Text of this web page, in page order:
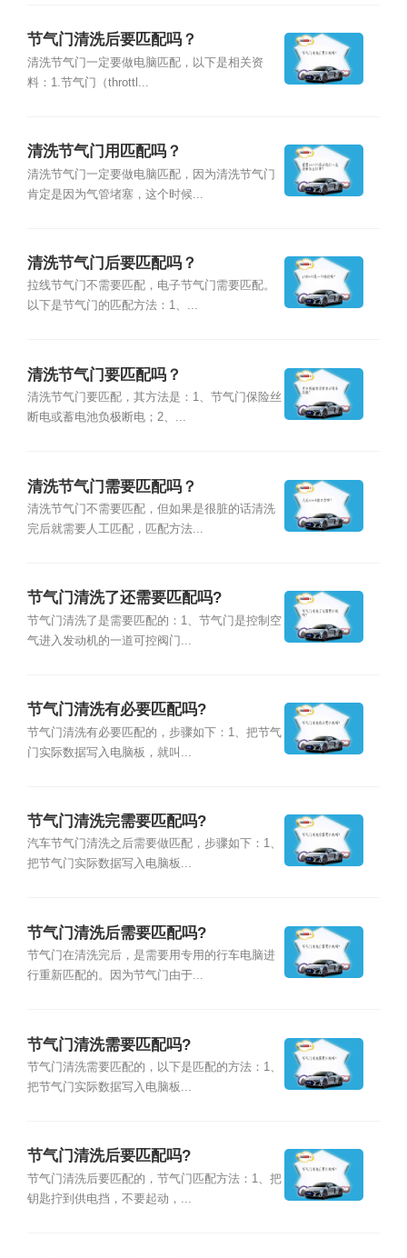
节气门清洗后要匹配吗？
清洗节气门一定要做电脑匹配，以下是相关资
料：1.节气门（throttl...
清洗节气门用匹配吗？
清洗节气门一定要做电脑匹配，因为清洗节气门
肯定是因为气管堵塞，这个时候...
清洗节气门后要匹配吗？
拉线节气门不需要匹配，电子节气门需要匹配。
以下是节气门的匹配方法：1、...
清洗节气门要匹配吗？
清洗节气门要匹配，其方法是：1、节气门保险丝
断电或蓄电池负极断电；2、...
清洗节气门需要匹配吗？
清洗节气门不需要匹配，但如果是很脏的话清洗
完后就需要人工匹配，匹配方法...
节气门清洗了还需要匹配吗?
节气门清洗了是需要匹配的：1、节气门是控制空
气进入发动机的一道可控阀门...
节气门清洗有必要匹配吗?
节气门清洗有必要匹配的，步骤如下：1、把节气
门实际数据写入电脑板，就叫...
节气门清洗完需要匹配吗?
汽车节气门清洗之后需要做匹配，步骤如下：1、
把节气门实际数据写入电脑板...
节气门清洗后需要匹配吗?
节气门在清洗完后，是需要用专用的行车电脑进
行重新匹配的。因为节气门由于...
节气门清洗需要匹配吗?
节气门清洗需要匹配的，以下是匹配的方法：1、
把节气门实际数据写入电脑板...
节气门清洗后要匹配吗?
节气门清洗后要匹配的，节气门匹配方法：1、把
钥匙拧到供电挡，不要起动，...